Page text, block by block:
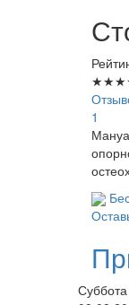
★★★
1
Суббота